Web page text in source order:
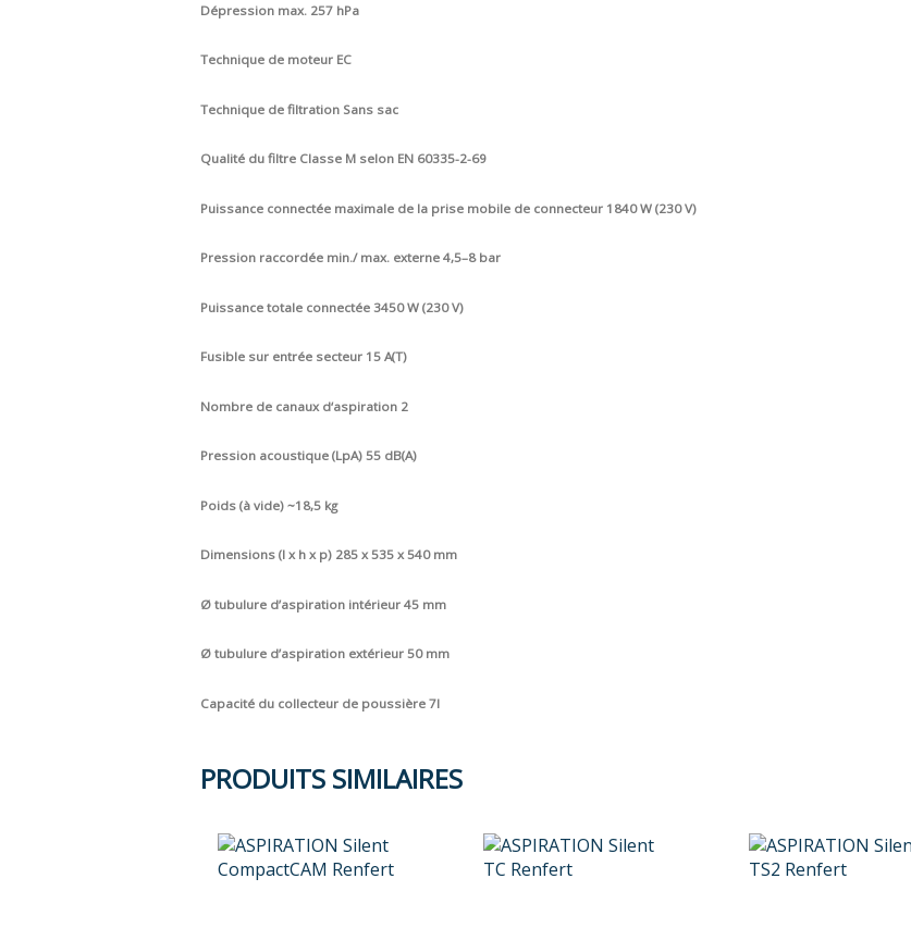
Dépression max. 257 hPa
Technique de moteur EC
Technique de filtration Sans sac
Qualité du filtre Classe M selon EN 60335-2-69
Puissance connectée maximale de la prise mobile de connecteur 1840 W (230 V)
Pression raccordée min./ max. externe 4,5–8 bar
Puissance totale connectée 3450 W (230 V)
Fusible sur entrée secteur 15 A(T)
Nombre de canaux d‘aspiration 2
Pression acoustique (LpA) 55 dB(A)
Poids (à vide) ~18,5 kg
Dimensions (l x h x p) 285 x 535 x 540 mm
Ø tubulure d’aspiration intérieur 45 mm
Ø tubulure d’aspiration extérieur 50 mm
Capacité du collecteur de poussière 7l
PRODUITS SIMILAIRES